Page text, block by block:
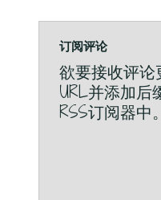
订阅评论
欲要接收评
URL并添加
RSS订阅器中。